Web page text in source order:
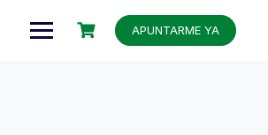
APUNTARME YA